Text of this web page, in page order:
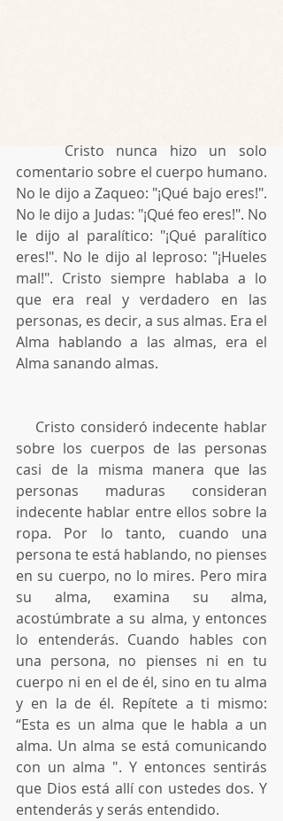
comentario sobre el cuerpo humano.
No le dijo a Zaqueo: "¡Qué bajo eres!".
No le dijo a Judas: "¡Qué feo eres!". No
le dijo al paralítico: "¡Qué paralítico
eres!". No le dijo al leproso: "¡Hueles
mal!". Cristo siempre hablaba a lo
que era real y verdadero en las
personas, es decir, a sus almas. Era el
Alma hablando a las almas, era el
Alma sanando almas.
sobre los cuerpos de las personas
casi de la misma manera que las
personas maduras consideran
indecente hablar entre ellos sobre la
ropa. Por lo tanto, cuando una
persona te está hablando, no pienses
en su cuerpo, no lo mires. Pero mira
su alma, examina su alma,
acostúmbrate a su alma, y entonces
lo entenderás. Cuando hables con
una persona, no pienses ni en tu
cuerpo ni en el de él, sino en tu alma
y en la de él. Repítete a ti mismo:
“Esta es un alma que le habla a un
alma. Un alma se está comunicando
con un alma ". Y entonces sentirás
que Dios está allí con ustedes dos. Y
entenderás y serás entendido.